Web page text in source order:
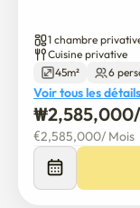
1 chambre
Cuisine privative
45m²
6
Voir tous les
₩2,585,000/
€2,585,000/ Mois